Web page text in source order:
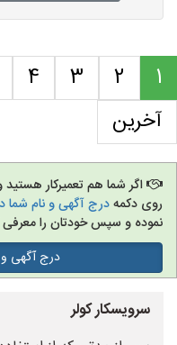
1
2
3
4
آخرین
اگر شما هم تعمیرکار هستید
روی دکمهدرج آگهی و نام شما
نموده و سپس خودتان را معرفی
درج آگهی
سرویسکار کولر